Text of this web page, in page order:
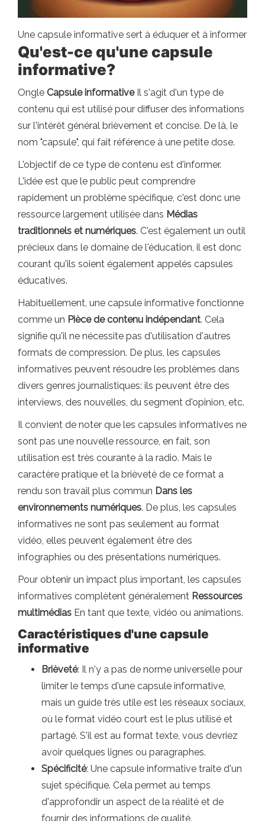
Une capsule informative sert à éduquer et à informer
Qu'est-ce qu'une capsule
informative?
Ongle Capsule informativeIl s'agit d'un type de
contenu qui est utilisé pour diffuser des informations
sur l'intérêt général brièvement et concise. De là, le
nom "capsule", qui fait référence à une petite dose.
L'objectif de ce type de contenu est d'informer.
L'idée est que le public peut comprendre
rapidement un problème spécifique, c'est donc une
ressource largement utilisée dans Médias
traditionnels et numériques. C'est également un outil
précieux dans le domaine de l'éducation, il est donc
courant qu'ils soient également appelés capsules
éducatives.
Habituellement, une capsule informative fonctionne
comme un Pièce de contenu indépendant. Cela
signifie qu'il ne nécessite pas d'utilisation d'autres
formats de compression. De plus, les capsules
informatives peuvent résoudre les problèmes dans
divers genres journalistiques: ils peuvent être des
interviews, des nouvelles, du segment d'opinion, etc.
Il convient de noter que les capsules informatives ne
sont pas une nouvelle ressource, en fait, son
utilisation est très courante à la radio. Mais le
caractère pratique et la brièveté de ce format a
rendu son travail plus commun Dans les
environnements numériques. De plus, les capsules
informatives ne sont pas seulement au format
vidéo, elles peuvent également être des
infographies ou des présentations numériques.
Pour obtenir un impact plus important, les capsules
informatives complètent généralement Ressources
multimédias En tant que texte, vidéo ou animations.
Caractéristiques d'une capsule
informative
Brièveté: Il n'y a pas de norme universelle pour
limiter le temps d'une capsule informative,
mais un guide très utile est les réseaux sociaux,
où le format vidéo court est le plus utilisé et
partagé. S'il est au format texte, vous devriez
avoir quelques lignes ou paragraphes.
Spécificité: Une capsule informative traite d'un
sujet spécifique. Cela permet au temps
d'approfondir un aspect de la réalité et de
fournir des informations de qualité.